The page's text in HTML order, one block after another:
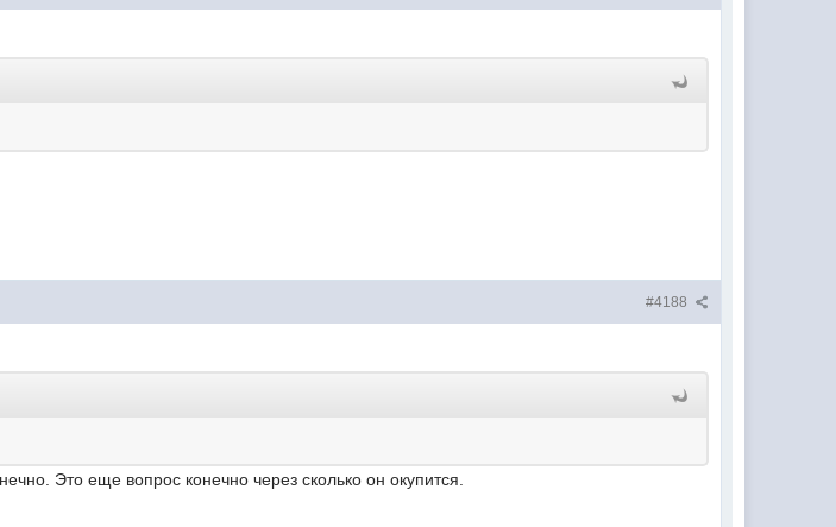
#4188
Это еще вопрос конечно через сколько он окупится.